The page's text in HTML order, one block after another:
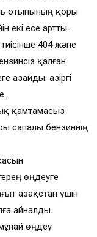
отынының қоры
екі есе артты.
404 және
қалған
азайды. Қазіргі
қамтамасыз
сапалы бензиннің
өңдеуге
Қазақстан үшін
айналды.
өңдеу